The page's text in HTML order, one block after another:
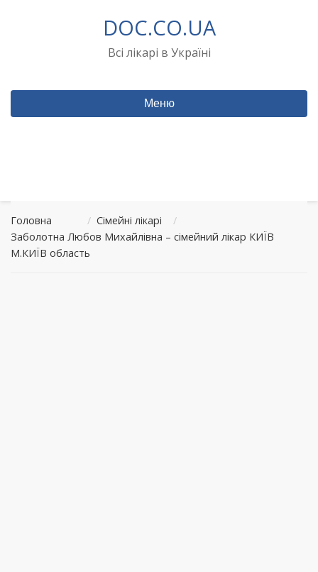
DOC.CO.UA
Всі лікарі в Україні
Меню
Головна / Сімейні лікарі
/
Заболотна Любов Михайлівна – сімейний лікар КИЇВ
М.КИЇВ область